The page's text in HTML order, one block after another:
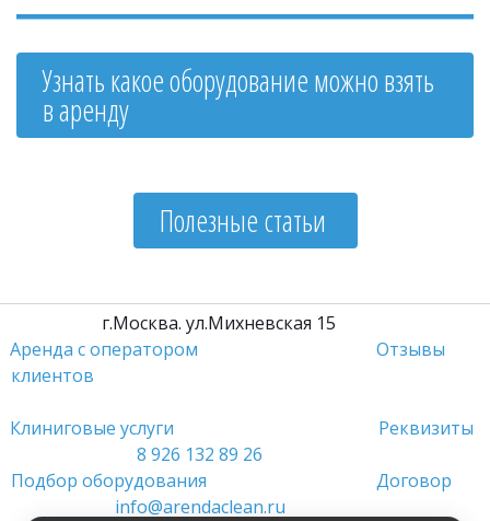
Узнать какое оборудование можно взять
в аренду
Полезные статьи
Аренда с оператором
Отзывы
клиентов
Клиниговые услуги
Реквизиты
8 926 132 89 26
Подбор оборудования
Договор
info@arendaclean.ru